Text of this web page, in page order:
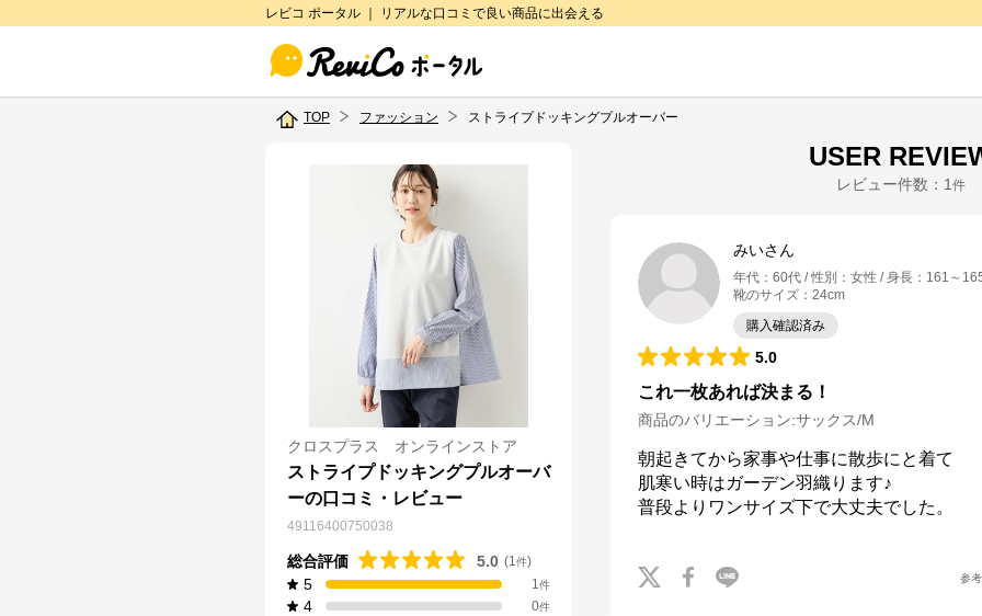
レビコ ポータル ｜ リアルな口コミで良い商品に出会える
TOP ファッション ストライプドッキングプルオーバー
クロスプラス オンラインストア
ストライプドッキングプルオーバ
ーの口コミ・レビュー
49116400750038
総合評価 5.0 (1 件)
5 1件
4 0件
USER
レビュー件数： 1 件
みいさん
年代 ： 60代 性別 ： 女性 身長 ： 161～
靴のサイズ ： 24cm
購入確認済み
5.0
これ一枚あれば決まる！
商品のバリエーション:サックス/M
朝起きてから家事や仕事に散歩にと着て
肌寒い時はガーデン羽織ります♪
普段よりワンサイズ下で大丈夫でした。
参